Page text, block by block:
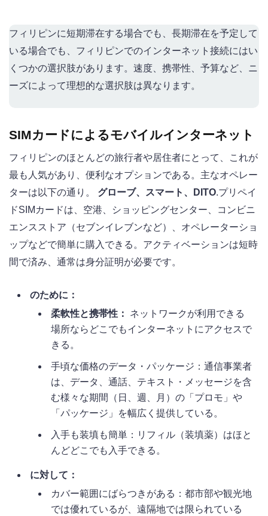
フィリピンに短期滞在する場合でも、長期滞在を予定して
いる場合でも、フィリピンでのインターネット接続にはい
くつかの選択肢があります。速度、携帯性、予算など、ニ
ーズによって理想的な選択肢は異なります。
SIMカードによるモバイルインターネット
フィリピンのほとんどの旅行者や居住者にとって、これが
最も人気があり、便利なオプションである。主なオペレー
ターは以下の通り。 グローブ、スマート、DITO.プリペイ
ドSIMカードは、空港、ショッピングセンター、コンビニ
エンスストア（セブンイレブンなど）、オペレーターショ
ップなどで簡単に購入できる。アクティベーションは短時
間で済み、通常は身分証明が必要です。
のために：
柔軟性と携帯性：
ネットワークが利用できる
場所ならどこでもインターネットにアクセスで
きる。
手頃な価格のデータ・パッケージ：通信事業者
は、データ、通話、テキスト・メッセージを含
む様々な期間（日、週、月）の「プロモ」や
「パッケージ」を幅広く提供している。
入手も装填も簡単：リフィル（装填薬）はほと
んどどこでも入手できる。
に対して：
カバー範囲にばらつきがある：都市部や観光地
では優れているが、遠隔地では限られている